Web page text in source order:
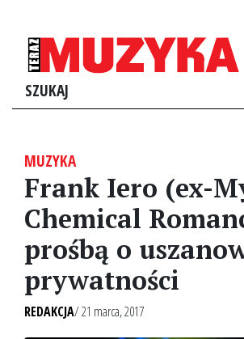
SZUKAJ
MUZYKA
Frank Iero (ex-
Chemical
prośbą o
prywatności
REDAKCJA/ 21 marca, 2017